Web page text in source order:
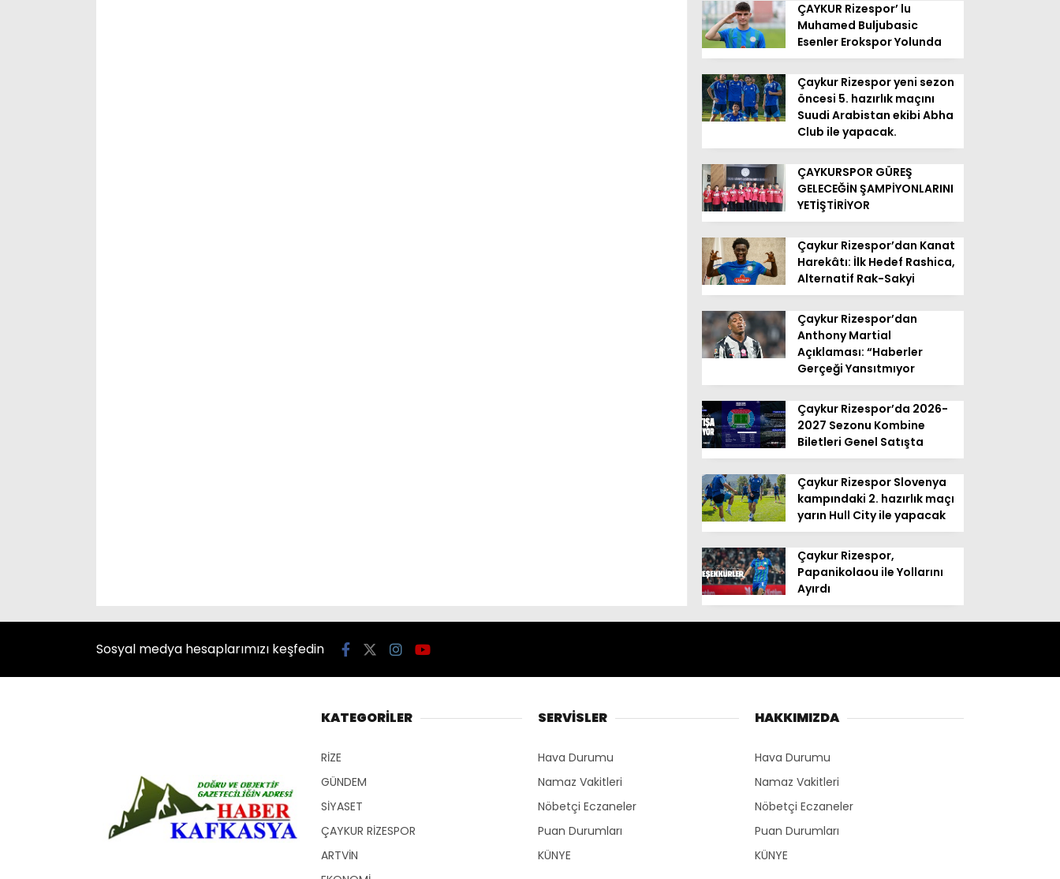
ÇAYKUR Rizespor’ lu
Muhamed Buljubasic
Esenler Erokspor Yolunda
Çaykur Rizespor yeni sezon
öncesi 5. hazırlık maçını
Suudi Arabistan ekibi Abha
Club ile yapacak.
ÇAYKURSPOR GÜREŞ
GELECEĞİN ŞAMPİYONLARINI
YETİŞTİRİYOR
Çaykur Rizespor’dan Kanat
Harekâtı: İlk Hedef Rashica,
Alternatif Rak-Sakyi
Çaykur Rizespor’dan
Anthony Martial
Açıklaması: “Haberler
Gerçeği Yansıtmıyor
Çaykur Rizespor’da 2026-
2027 Sezonu Kombine
Biletleri Genel Satışta
Çaykur Rizespor Slovenya
kampındaki 2. hazırlık maçı
yarın Hull City ile yapacak
Çaykur Rizespor,
Papanikolaou ile Yollarını
Ayırdı
Sosyal medya hesaplarımızı keşfedin
KATEGORİLER
RİZE
GÜNDEM
SİYASET
ÇAYKUR RİZESPOR
ARTVİN
SERVİSLER
Hava Durumu
Namaz Vakitleri
Nöbetçi Eczaneler
Puan Durumları
KÜNYE
HAKKIMIZDA
Hava Durumu
Namaz Vakitleri
Nöbetçi Eczaneler
Puan Durumları
KÜNYE